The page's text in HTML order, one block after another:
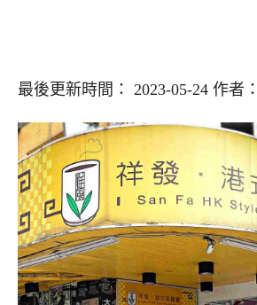
最後更新時間： 2023-05-24 作者：